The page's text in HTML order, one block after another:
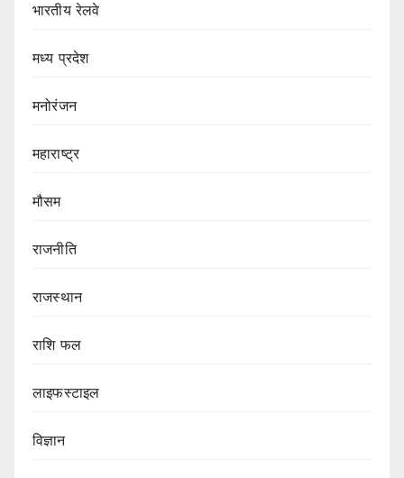
भारतीय रेलवे
मध्य प्रदेश
मनोरंजन
महाराष्ट्र
मौसम
राजनीति
राजस्थान
राशि फल
लाइफस्टाइल
विज्ञान